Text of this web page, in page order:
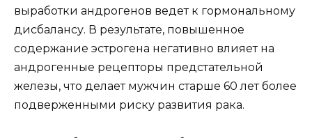
выработки андрогенов ведет к гормональному
дисбалансу. В результате, повышенное
содержание эстрогена негативно влияет на
андрогенные рецепторы предстательной
железы, что делает мужчин старше 60 лет более
подверженными риску развития рака.